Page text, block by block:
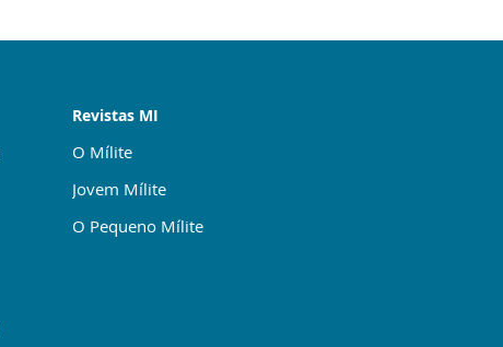
Revistas MI
O Mílite
Jovem Mílite
O Pequeno Mílite